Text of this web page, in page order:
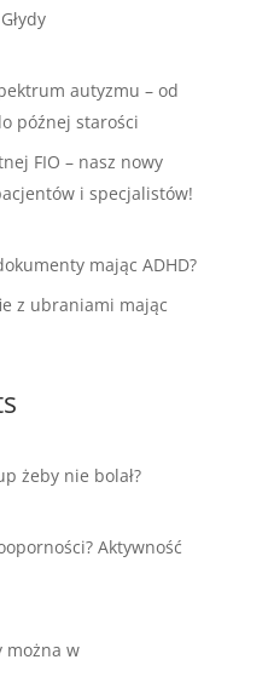
autyzmu – od
późnej starości
FIO – nasz nowy
i specjalistów!
mając ADHD?
z ubraniami mając
żeby nie bolał?
Aktywność
można w